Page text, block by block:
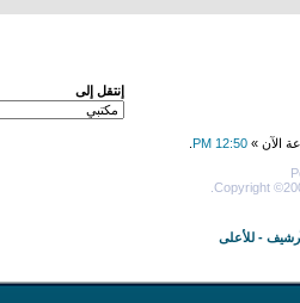
إنتقل إلى
الآن » 12:50 PM
Copyright
- للأعلى